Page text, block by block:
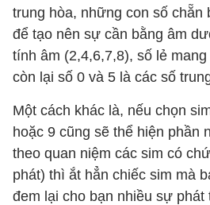
trung hòa, những con số chẵn
để tạo nên sự cần bằng âm
tính âm (2,4,6,7,8), số lẻ
còn lại số 0 và 5 là các số
Một cách khác là, nếu chọn
hoặc 9 cũng sẽ thể hiện phần
theo quan niệm các sim có
phát) thì ắt hẳn chiếc sim mà
đem lại cho bạn nhiều sự phát